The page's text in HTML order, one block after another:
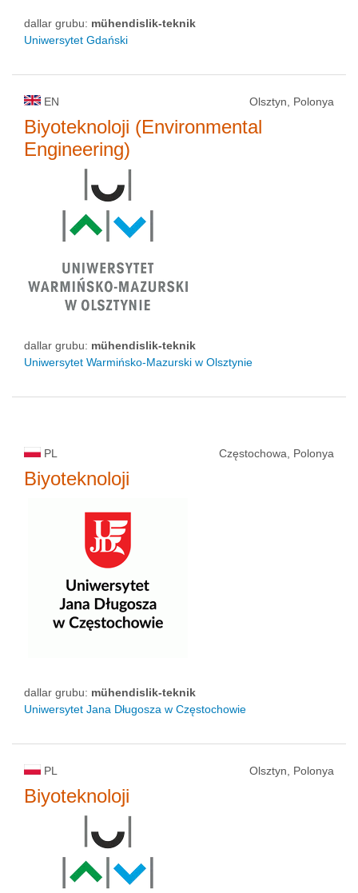
dallar grubu: mühendislik-teknik
Uniwersytet Gdański
EN Olsztyn, Polonya
Biyoteknoloji (Environmental
Engineering)
dallar grubu: mühendislik-teknik
Uniwersytet Warmińsko-Mazurski w Olsztynie
PL Częstochowa, Polonya
Biyoteknoloji
dallar grubu: mühendislik-teknik
Uniwersytet Jana Długosza w Częstochowie
PL Olsztyn, Polonya
Biyoteknoloji